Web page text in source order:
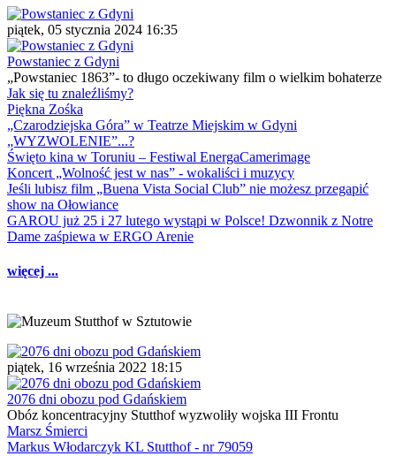
piątek, 05 stycznia 2024 16:35
Powstaniec z Gdyni
„Powstaniec 1863”- to długo oczekiwany film o wielkim bohaterze
Jak się tu znaleźliśmy?
Piękna Zośka
„Czarodziejska Góra” w Teatrze Miejskim w Gdyni
„WYZWOLENIE”...?
Święto kina w Toruniu – Festiwal EnergaCamerimage
Koncert „Wolność jest w nas” - wokaliści i muzycy
Jeśli lubisz film „Buena Vista Social Club” nie możesz przegapić
show na Ołowiance
GAROU już 25 i 27 lutego wystąpi w Polsce! Dzwonnik z Notre
Dame zaśpiewa w ERGO Arenie
więcej ...
piątek, 16 września 2022 18:15
2076 dni obozu pod Gdańskiem
Obóz koncentracyjny Stutthof wyzwoliły wojska III Frontu
Marsz Śmierci
Markus Włodarczyk KL Stutthof - nr 79059